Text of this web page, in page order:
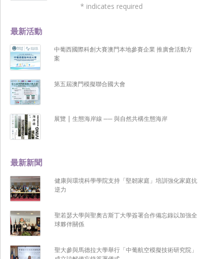
最新新聞
健康與環境科學學院支持「堅韌家庭」培訓強化家庭抗
逆力
聖若瑟大學與聖奧古斯丁大學簽署合作備忘錄以加強全
球夥伴關係
聖大參與馬德拉大學舉行「中葡航空模擬技術研究院」
最新活動
中葡西國際科創大賽澳門本地參賽企業 推廣會活動方
案
第五屆澳門模擬聯合國大會
展覽 | 生態海岸線 ── 與自然共構生態海岸
* indicates required